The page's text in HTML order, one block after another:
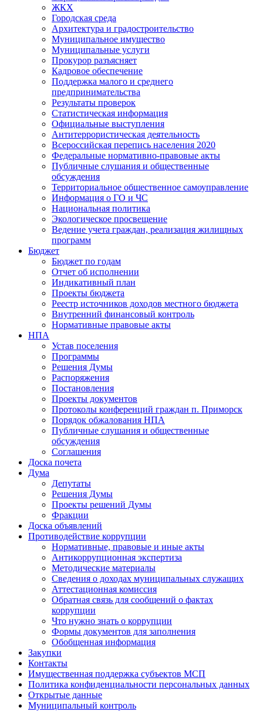
ЖКХ
Городская среда
Архитектура и градостроительство
Муниципальное имущество
Муниципальные услуги
Прокурор разъясняет
Кадровое обеспечение
Поддержка малого и среднего
предпринимательства
Результаты проверок
Статистическая информация
Официальные выступления
Антитеррористическая деятельность
Всероссийская перепись населения 2020
Федеральные нормативно-правовые акты
Публичные слушания и общественные
обсуждения
Территориальное общественное самоуправление
Информация о ГО и ЧС
Национальная политика
Экологическое просвещение
Ведение учета граждан, реализация жилищных
программ
Бюджет
Бюджет по годам
Отчет об исполнении
Индикативный план
Проекты бюджета
Реестр источников доходов местного бюджета
Внутренний финансовый контроль
Нормативные правовые акты
НПА
Устав поселения
Программы
Решения Думы
Распоряжения
Постановления
Проекты документов
Протоколы конференций граждан п. Приморск
Порядок обжалования НПА
Публичные слушания и общественные
обсуждения
Соглашения
Доска почета
Дума
Депутаты
Решения Думы
Проекты решений Думы
Фракции
Доска объявлений
Противодействие коррупции
Нормативные, правовые и иные акты
Антикоррупционная экспертиза
Методические материалы
Сведения о доходах муниципальных служащих
Аттестационная комиссия
Обратная связь для сообщений о фактах
коррупции
Что нужно знать о коррупции
Формы документов для заполнения
Обобщенная информация
Закупки
Контакты
Имущественная поддержка субъектов МСП
Политика конфиденциальности персональных данных
Открытые данные
Муниципальный контроль